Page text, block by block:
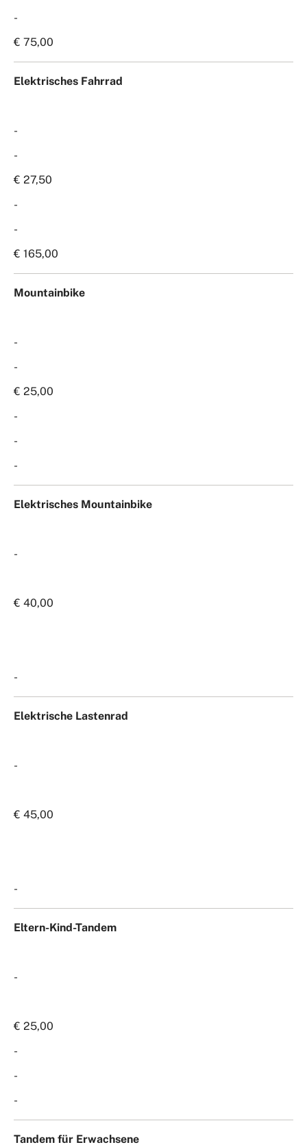
-
€ 75,00
Elektrisches Fahrrad
-
-
€ 27,50
-
-
€ 165,00
Mountainbike
-
-
€ 25,00
-
-
-
Elektrisches Mountainbike
-
€ 40,00
-
Elektrische Lastenrad
-
€ 45,00
-
Eltern-Kind-Tandem
-
€ 25,00
-
-
-
Tandem für Erwachsene